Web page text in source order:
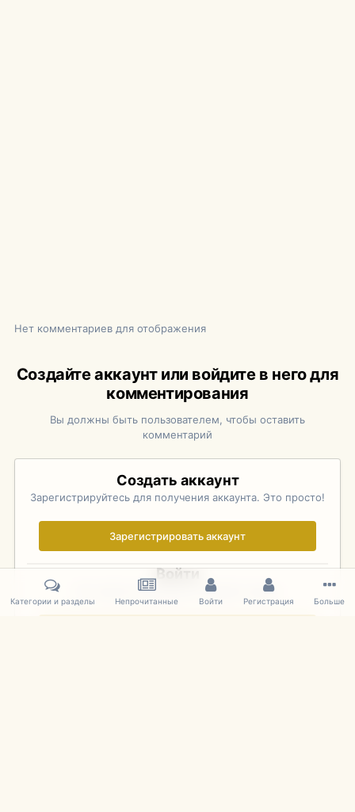
Нет комментариев для отображения
Создайте аккаунт или войдите в него для
комментирования
Вы должны быть пользователем, чтобы оставить
комментарий
Создать аккаунт
Зарегистрируйтесь для получения аккаунта. Это просто!
Зарегистрировать аккаунт
Войти
Уже зарегистрированы? Войдите здесь.
Категории и разделы Непрочитанные Войти Регистрация Больше